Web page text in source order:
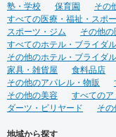
塾・学校 保育園
その
すべての医療・福祉・スポ
スポーツ・ジム
その他
すべてのホテル・ブライダル
その他のホテル・ブライダル
家具・雑貨屋
食料品店
その他のアパレル・物販
その他の美容
すべての
ダーツ・ビリヤード
そ
地域から探す